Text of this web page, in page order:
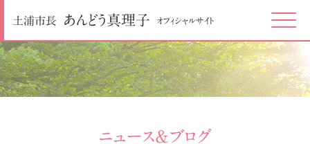
土浦市長 あんどう真理子 オフィシャルサイト Click
ニュース＆ブログ